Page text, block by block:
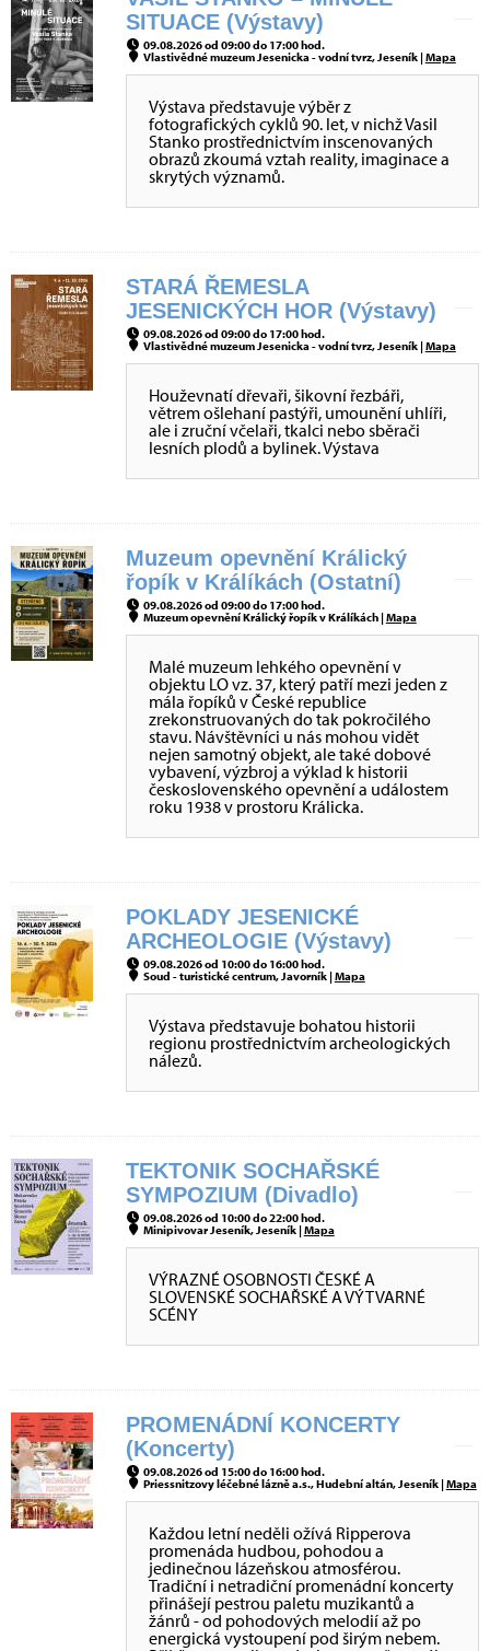
SITUACE (Výstavy)
09.08.2026 od 09:00 do 17:00 hod.
Vlastivědné muzeum Jesenicka - vodní tvrz, Jeseník |Mapa
Výstava představuje výběr z
fotografických cyklů 90. let, v nichž Vasil
Stanko prostřednictvím inscenovaných
obrazů zkoumá vztah reality, imaginace a
skrytých významů.
STARÁ ŘEMESLA
JESENICKÝCH HOR (Výstavy)
09.08.2026 od 09:00 do 17:00 hod.
Vlastivědné muzeum Jesenicka - vodní tvrz, Jeseník |Mapa
Houževnatí dřevaři, šikovní řezbáři,
větrem ošlehaní pastýři, umounění uhlíři,
ale i zruční včelaři, tkalci nebo sběrači
lesních plodů a bylinek. Výstava
Muzeum opevnění Králický
řopík v Králíkách (Ostatní)
09.08.2026 od 09:00 do 17:00 hod.
Muzeum opevnění Králický řopík v Králíkách |Mapa
Malé muzeum lehkého opevnění v
objektu LO vz. 37, který patří mezi jeden z
mála řopíků v České republice
zrekonstruovaných do tak pokročilého
stavu. Návštěvníci u nás mohou vidět
nejen samotný objekt, ale také dobové
vybavení, výzbroj a výklad k historii
československého opevnění a událostem
roku 1938 v prostoru Králicka.
POKLADY JESENICKÉ
ARCHEOLOGIE (Výstavy)
09.08.2026 od 10:00 do 16:00 hod.
Soud - turistické centrum, Javorník |Mapa
Výstava představuje bohatou historii
regionu prostřednictvím archeologických
nálezů.
TEKTONIK SOCHAŘSKÉ
SYMPOZIUM (Divadlo)
09.08.2026 od 10:00 do 22:00 hod.
Minipivovar Jeseník, Jeseník |Mapa
VÝRAZNÉ OSOBNOSTI ČESKÉ A
SLOVENSKÉ SOCHAŘSKÉ A VÝTVARNÉ
SCÉNY
PROMENÁDNÍ KONCERTY
(Koncerty)
09.08.2026 od 15:00 do 16:00 hod.
Priessnitzovy léčebné lázně a.s., Hudební altán, Jeseník |Mapa
Každou letní neděli ožívá Ripperova
promenáda hudbou, pohodou a
jedinečnou lázeňskou atmosférou.
Tradiční i netradiční promenádní koncerty
přinášejí pestrou paletu muzikantů a
žánrů - od pohodových melodií až po
energická vystoupení pod širým nebem.